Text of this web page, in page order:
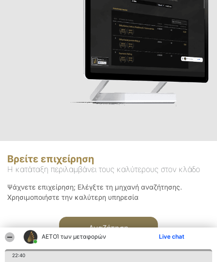
ΑΕΤΟΊ των μεταφορών Live chat
22:40
Βρείτε επιχείρηση
Η κατάταξη περιλαμβάνει τους καλύτερους στον κλάδο
Ψάχνετε επιχείρηση; Ελέγξτε τη μηχανή αναζήτησης.
Χρησιμοποιήστε την καλύτερη υπηρεσία
Αναζήτηση